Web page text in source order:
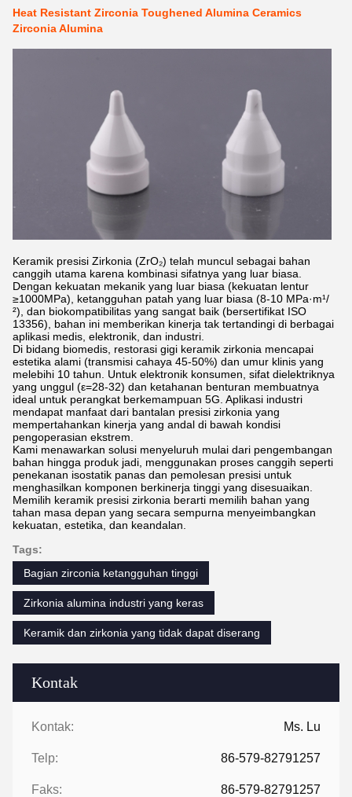
Kontak
Kontak: Ms. Lu
Telp: 86-579-82791257
Faks: 86-579-82791257
Heat Resistant Zirconia Toughened Alumina Ceramics
Zirconia Alumina
Keramik presisi Zirkonia (ZrO₂) telah muncul sebagai bahan
canggih utama karena kombinasi sifatnya yang luar biasa.
Dengan kekuatan mekanik yang luar biasa (kekuatan lentur
≥1000MPa), ketangguhan patah yang luar biasa (8-10 MPa·m¹/
²), dan biokompatibilitas yang sangat baik (bersertifikat ISO
13356), bahan ini memberikan kinerja tak tertandingi di berbagai
aplikasi medis, elektronik, dan industri.
Di bidang biomedis, restorasi gigi keramik zirkonia mencapai
estetika alami (transmisi cahaya 45-50%) dan umur klinis yang
melebihi 10 tahun. Untuk elektronik konsumen, sifat dielektriknya
yang unggul (ε=28-32) dan ketahanan benturan membuatnya
ideal untuk perangkat berkemampuan 5G. Aplikasi industri
mendapat manfaat dari bantalan presisi zirkonia yang
mempertahankan kinerja yang andal di bawah kondisi
pengoperasian ekstrem.
Kami menawarkan solusi menyeluruh mulai dari pengembangan
bahan hingga produk jadi, menggunakan proses canggih seperti
penekanan isostatik panas dan pemolesan presisi untuk
menghasilkan komponen berkinerja tinggi yang disesuaikan.
Memilih keramik presisi zirkonia berarti memilih bahan yang
tahan masa depan yang secara sempurna menyeimbangkan
kekuatan, estetika, dan keandalan.
Tags:
Bagian zirconia ketangguhan tinggi
Zirkonia alumina industri yang keras
Keramik dan zirkonia yang tidak dapat diserang